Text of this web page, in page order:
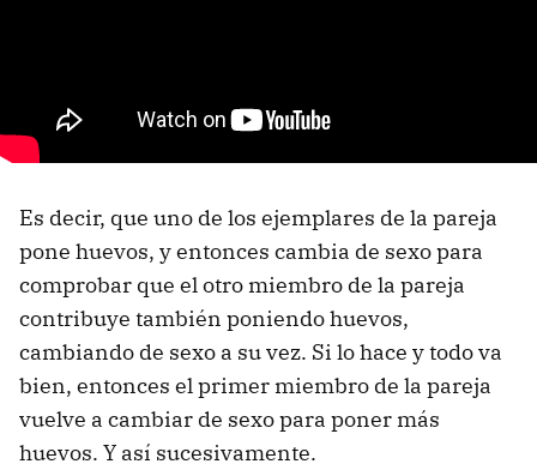
Es decir, que uno de los ejemplares de la pareja
pone huevos, y entonces cambia de sexo para
comprobar que el otro miembro de la pareja
contribuye también poniendo huevos,
cambiando de sexo a su vez. Si lo hace y todo va
bien, entonces el primer miembro de la pareja
vuelve a cambiar de sexo para poner más
huevos. Y así sucesivamente.